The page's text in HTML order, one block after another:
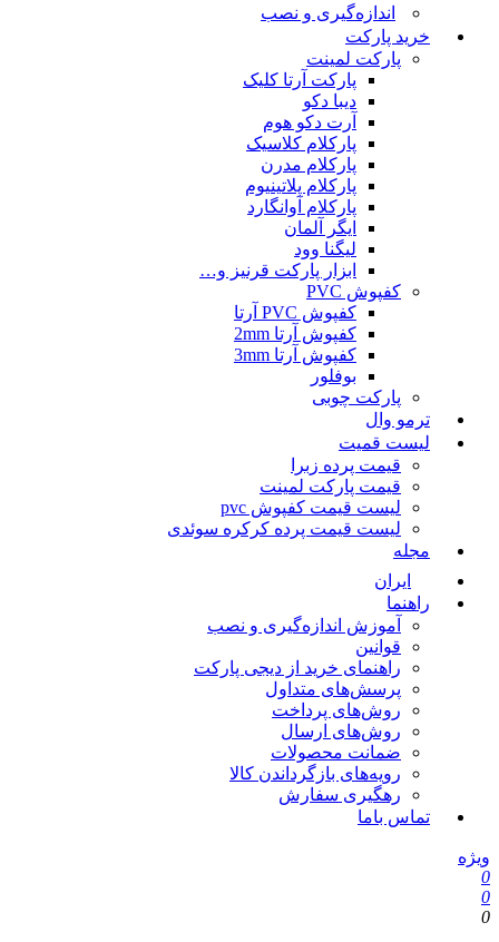
اندازه‌گیری و نصب
خرید پارکت
پارکت لمینت
پارکت آرتا کلیک
دیبا دکو
آرت دکو هوم
پارکلام کلاسیک
پارکلام مدرن
پارکلام پلاتینیوم
پارکلام آوانگارد
ایگر آلمان
لیگنا وود
ابزار پارکت قرنیز و…
کفپوش PVC
کفپوش PVC آرتا
کفپوش آرتا 2mm
کفپوش آرتا 3mm
بوفلور
پارکت چوبی
ترمو وال
لیست قمیت
قیمت پرده زبرا
قیمت پارکت لمینت
لیست قیمت کفپوش pvc
لیست قیمت پرده کرکره سوئدی
مجله
ایران
راهنما
آموزش اندازه‌گیری و نصب
قوانین
راهنمای خرید از دیجی پارکت
پرسش‌های متداول
روش‌های پرداخت
روش‌های ارسال
ضمانت محصولات
رویه‌های بازگرداندن کالا
رهگیری سفارش
تماس باما